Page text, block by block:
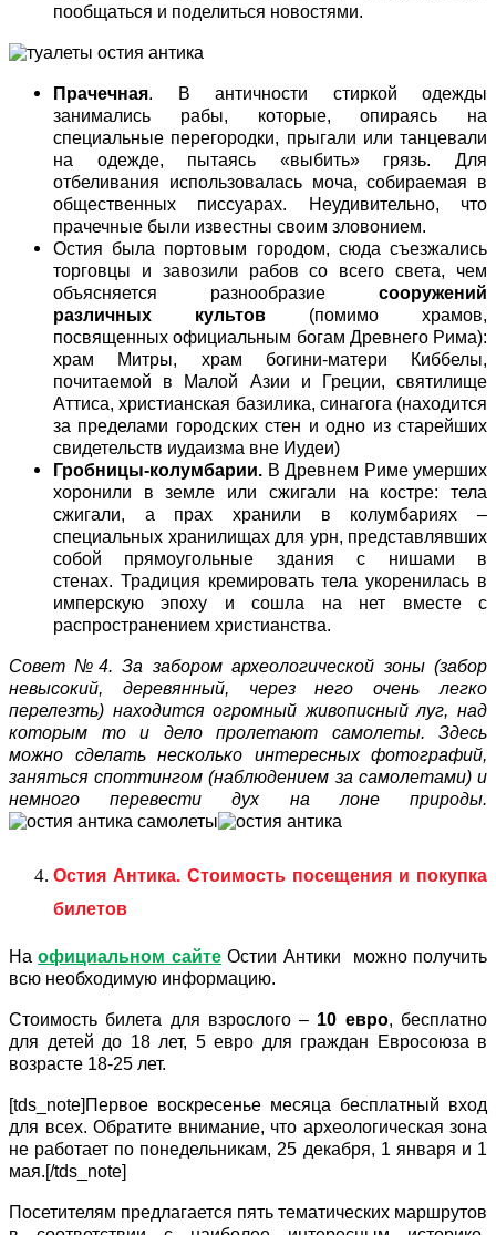
пообщаться и поделиться новостями.
Прачечная. В античности стиркой одежды
занимались рабы, которые, опираясь на
специальные перегородки, прыгали или танцевали
на одежде, пытаясь «выбить» грязь. Для
отбеливания использовалась моча, собираемая в
общественных писсуарах. Неудивительно, что
прачечные были известны своим зловонием.
Остия была портовым городом, сюда съезжались
торговцы и завозили рабов со всего света, чем
объясняется разнообразие сооружений
различных культов (помимо храмов,
посвященных официальным богам Древнего Рима):
храм Митры, храм богини-матери Киббелы,
почитаемой в Малой Азии и Греции, святилище
Аттиса, христианская базилика, синагога (находится
за пределами городских стен и одно из старейших
свидетельств иудаизма вне Иудеи)
Гробницы-колумбарии. В Древнем Риме умерших
хоронили в земле или сжигали на костре: тела
сжигали, а прах хранили в колумбариях –
специальных хранилищах для урн, представлявших
собой прямоугольные здания с нишами в
стенах. Традиция кремировать тела укоренилась в
имперскую эпоху и сошла на нет вместе с
распространением христианства.
Совет №4. За забором археологической зоны (забор
невысокий, деревянный, через него очень легко
перелезть) находится огромный живописный луг, над
которым то и дело пролетают самолеты. Здесь
можно сделать несколько интересных фотографий,
заняться споттингом (наблюдением за самолетами) и
немного перевести дух на лоне природы.
Остия Антика. Стоимость посещения и покупка
билетов
Наофициальном сайтеОстии Антики можно получить
всю необходимую информацию.
Стоимость билета для взрослого – 10 евро, бесплатно
для детей до 18 лет, 5 евро для граждан Евросоюза в
возрасте 18-25 лет.
[tds_note]Первое воскресенье месяца бесплатный вход
для всех. Обратите внимание, что археологическая зона
не работает по понедельникам, 25 декабря, 1 января и 1
мая.[/tds_note]
Посетителям предлагается пять тематических маршрутов